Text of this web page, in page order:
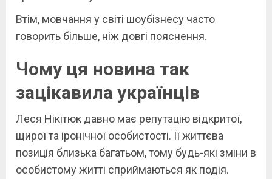
Втім, мовчання у світі шоубізнесу часто
говорить більше, ніж довгі пояснення.
Чому ця новина так
зацікавила українців
Леся Нікітюк давно має репутацію відкритої,
щирої та іронічної особистості. Її життєва
позиція близька багатьом, тому будь-які зміни в
особистому житті сприймаються як подія.